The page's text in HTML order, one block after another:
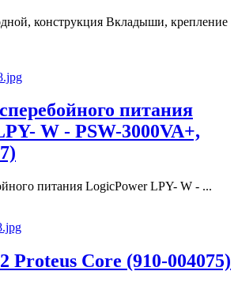
конструкция Вкладыши, крепление
питания
W - PSW-3000VA+,
питания LogicPower LPY- W - ...
Proteus Core (910-004075)